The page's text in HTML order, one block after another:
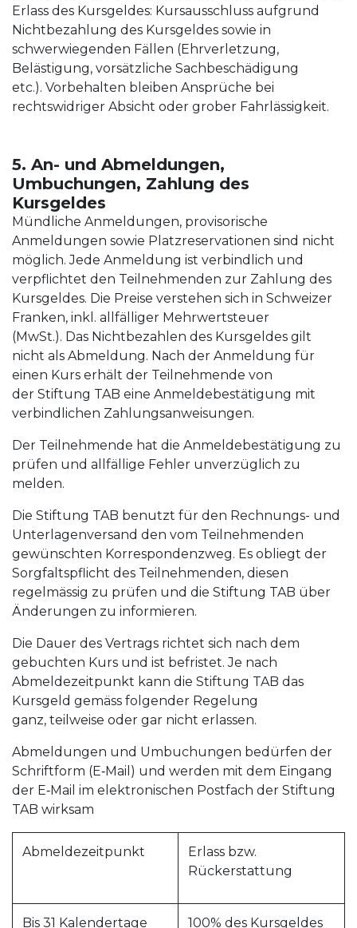
Erlass des Kursgeldes: Kursausschluss aufgrund
Nichtbezahlung des Kursgeldes sowie in
schwerwiegenden Fällen (Ehrverletzung,
Belästigung, vorsätzliche Sachbeschädigung
etc.). Vorbehalten bleiben Ansprüche bei
rechtswidriger Absicht oder grober Fahrlässigkeit.
5. An- und Abmeldungen,
Umbuchungen, Zahlung des
Kursgeldes
Mündliche Anmeldungen, provisorische
Anmeldungen sowie Platzreservationen sind nicht
möglich. Jede Anmeldung ist verbindlich und
verpflichtet den Teilnehmenden zur Zahlung des
Kursgeldes. Die Preise verstehen sich in Schweizer
Franken, inkl. allfälliger Mehrwertsteuer
(MwSt.). Das Nichtbezahlen des Kursgeldes gilt
nicht als Abmeldung. Nach der Anmeldung für
einen Kurs erhält der Teilnehmende von
der Stiftung TAB eine Anmeldebestätigung mit
verbindlichen Zahlungsanweisungen.
Der Teilnehmende hat die Anmeldebestätigung zu
prüfen und allfällige Fehler unverzüglich zu
melden.
Die Stiftung TAB benutzt für den Rechnungs- und
Unterlagenversand den vom Teilnehmenden
gewünschten Korrespondenzweg. Es obliegt der
Sorgfaltspflicht des Teilnehmenden, diesen
regelmässig zu prüfen und die Stiftung TAB über
Änderungen zu informieren.
Die Dauer des Vertrags richtet sich nach dem
gebuchten Kurs und ist befristet. Je nach
Abmeldezeitpunkt kann die Stiftung TAB das
Kursgeld gemäss folgender Regelung
ganz, teilweise oder gar nicht erlassen.
Abmeldungen und Umbuchungen bedürfen der
Schriftform (E‑Mail) und werden mit dem Eingang
der E‑Mail im elektronischen Postfach der Stiftung
TAB wirksam
Abmeldezeitpunkt
Erlass bzw.
Rückerstattung
Bis 31 Kalendertage 100% des Kursgeldes